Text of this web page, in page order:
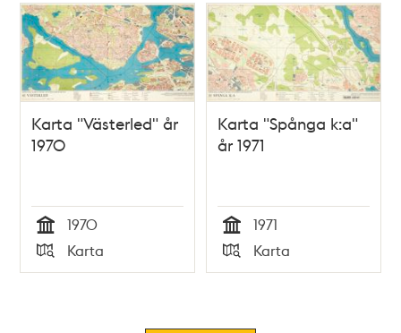
Karta "Västerled" år
1970
Tid
1970
Typ
Karta
Karta "Spånga k:a"
år 1971
Tid
1971
Typ
Karta